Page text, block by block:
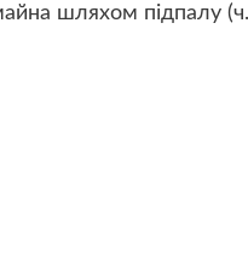
шляхом підпалу